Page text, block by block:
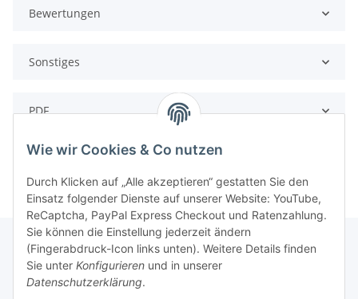
Bewertungen
Sonstiges
PDF
Rechtliche Hinweise
Wie wir Cookies & Co nutzen
Durch Klicken auf „Alle akzeptieren“ gestatten Sie den
Einsatz folgender Dienste auf unserer Website: YouTube,
ReCaptcha, PayPal Express Checkout und Ratenzahlung.
Sie können die Einstellung jederzeit ändern
(Fingerabdruck-Icon links unten). Weitere Details finden
Sie unter Konfigurieren und in unserer
Datenschutzerklärung.